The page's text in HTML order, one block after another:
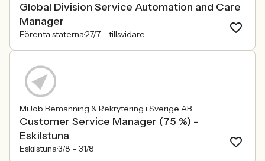
Global Division Service Automation and Care
Manager
Förenta staterna27/7 – tillsvidare
MiJob Bemanning & Rekrytering i Sverige AB
Customer Service Manager (75 %) -
Eskilstuna
Eskilstuna3/8 – 31/8